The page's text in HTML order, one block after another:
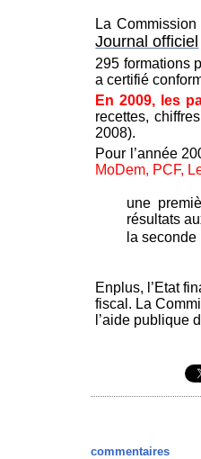
La
Journal officiel
295 formations
a certifié
En 2009, les
recettes,
2008).
Pour l’année
MoDem, PCF,
une
résultats
la
Enplus, l’Etat
fiscal. La
l’aide publique
commentaires